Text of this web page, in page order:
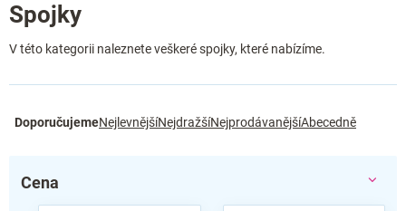
Spojky
V této kategorii naleznete veškeré spojky, které nabízíme.
a
n
DoporučujemeNejlevnějšíNejdražšíNejprodávanějšíAbecedně
Cena